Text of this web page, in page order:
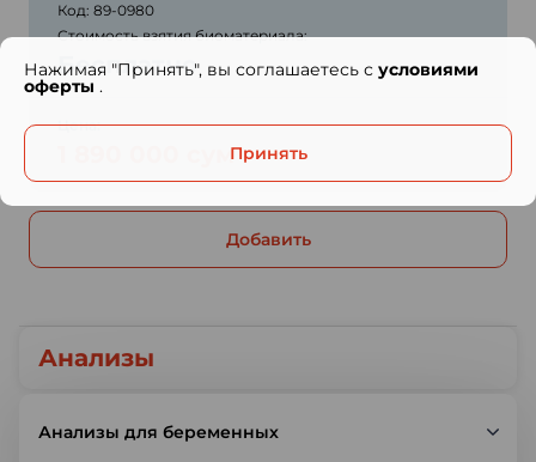
Анализы
Анализы для беременных
Код: 89-0980
Стоимость взятия биоматериала:
Бесплатно
Цена:
1 890 000 сум
Добавить
Нажимая "Принять", вы соглашаетесь с условиями
оферты .
Принять